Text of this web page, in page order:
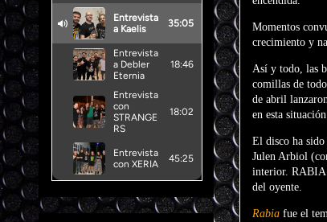
Momentos
crecimiento y
Así y todo, las
comillas de
de abril
en esta
El disco ha
Julen Arbiol
interior. RABIA
del oyente.
Rabia fue el